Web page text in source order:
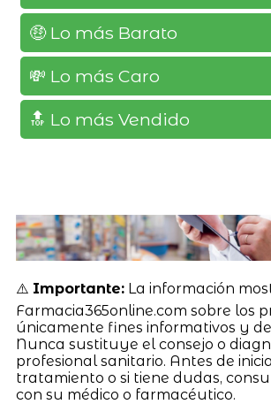
🤑 Lo más Barato
💸 Lo más Caro
🔝 Lo más Vendido
⚠️ Importante:La información
Farmacia365online.com sobre los
únicamente fines informativos y
Nunca sustituye el consejo o
profesional sanitario. Antes de
tratamiento o si tiene dudas,
con su médico o farmacéutico.